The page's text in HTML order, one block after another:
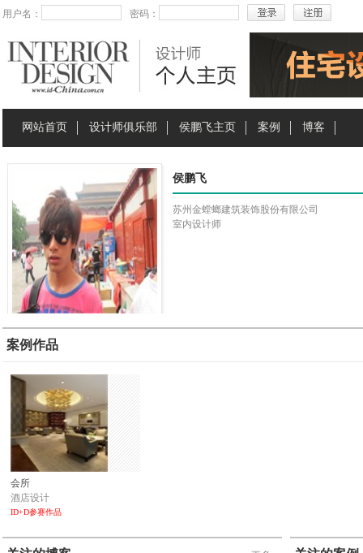
用户名： 密码：
网站首页 设计师俱乐部 侯鹏飞主页 案例 博客
侯鹏飞
苏州金螳螂建筑装饰股份有限公司
室内设计师
案例作品
会所
酒店设计
ID+D参赛作品